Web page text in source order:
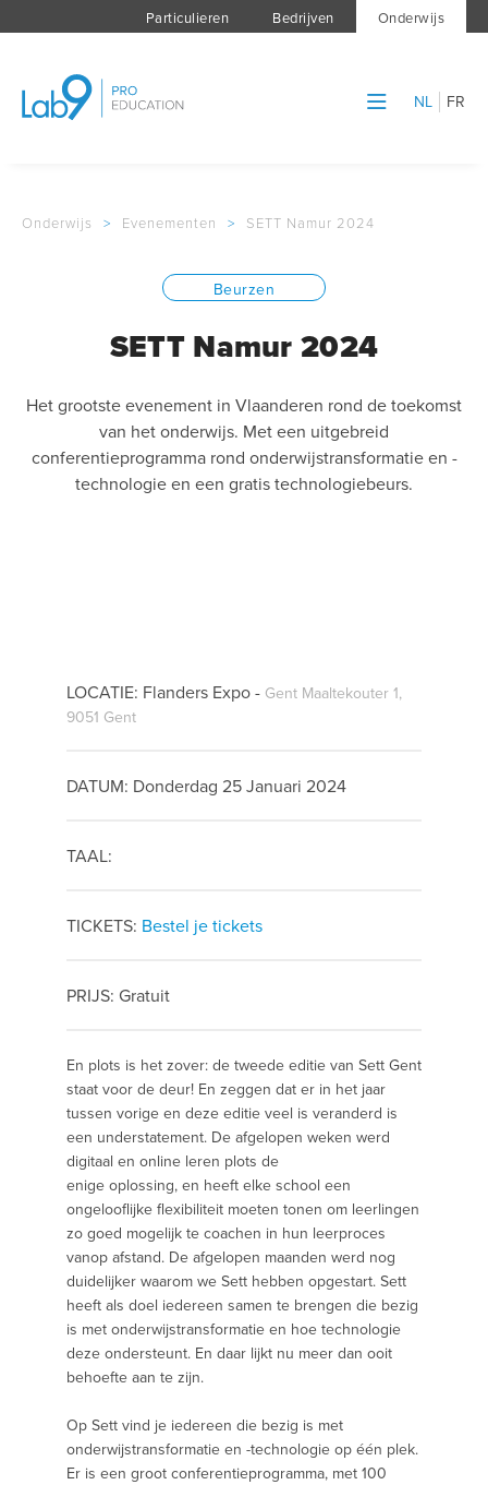
Particulieren Bedrijven Onderwijs
NL FR
Onderwijs > Evenementen > SETT Namur 2024
Beurzen
SETT Namur 2024
Het grootste evenement in Vlaanderen rond de toekomst
van het onderwijs. Met een uitgebreid
conferentieprogramma rond onderwijstransformatie en -
technologie en een gratis technologiebeurs.
LOCATIE: Flanders Expo - Gent Maaltekouter 1,
9051 Gent
DATUM: Donderdag 25 Januari 2024
TAAL:
TICKETS: Bestel je tickets
PRIJS: Gratuit
En plots is het zover: de tweede editie van Sett Gent
staat voor de deur! En zeggen dat er in het jaar
tussen vorige en deze editie veel is veranderd is
een understatement. De afgelopen weken werd
digitaal en online leren plots de
enige oplossing, en heeft elke school een
ongelooflijke flexibiliteit moeten tonen om leerlingen
zo goed mogelijk te coachen in hun leerproces
vanop afstand. De afgelopen maanden werd nog
duidelijker waarom we Sett hebben opgestart. Sett
heeft als doel iedereen samen te brengen die bezig
is met onderwijstransformatie en hoe technologie
deze ondersteunt. En daar lijkt nu meer dan ooit
behoefte aan te zijn.
Op Sett vind je iedereen die bezig is met
onderwijstransformatie en -technologie op één plek.
Er is een groot conferentieprogramma, met 100